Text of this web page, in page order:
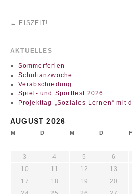
← EISZEIT!
AKTUELLES
Sommerferien
Schultanzwoche
Verabschiedung
Spiel- und Sportfest 2026
Projekttag „Soziales Lernen“ mit
AUGUST 2026
M D M D F
3
4 5 6
10
11 12 13
17
18 19 20